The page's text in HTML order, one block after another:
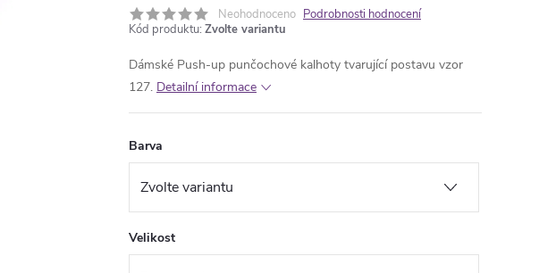
Neohodnoceno Podrobnosti hodnocení
Kód produktu: Zvolte variantu
Dámské Push-up punčochové kalhoty tvarující postavu vzor
127. Detailní informace
Barva
Velikost